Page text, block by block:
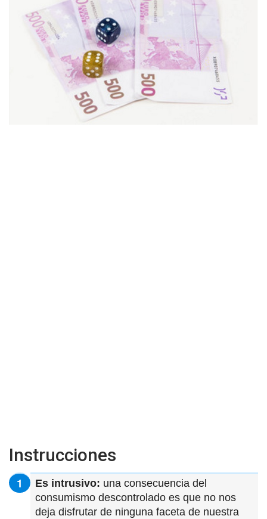
Instrucciones
Es intrusivo: una consecuencia del
consumismo descontrolado es que no nos
deja disfrutar de ninguna faceta de nuestra